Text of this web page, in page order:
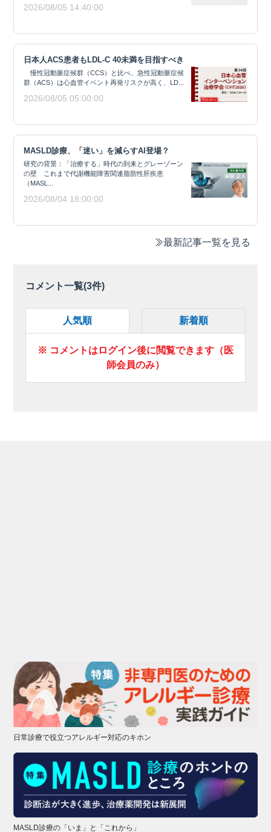
2026/08/05 14:40:00
日本人ACS患者もLDL-C 40未満を目指すべき
慢性冠動脈症候群（CCS）と比べ、急性冠動脈症候
群（ACS）は心血管イベント再発リスクが高く、LD...
2026/08/05 05:00:00
MASLD診療、「迷い」を減らすAI登場？
研究の背景：「治療する」時代の到来とグレーゾーン
の壁 これまで代謝機能障害関連脂肪性肝疾患
（MASL...
2026/08/04 18:00:00
最新記事一覧を見る
コメント一覧(3件)
人気順 新着順
※ コメントはログイン後に閲覧できます（医
師会員のみ）
日常診療で役立つアレルギー対応のキホン
MASLD診療の「いま」と「これから」